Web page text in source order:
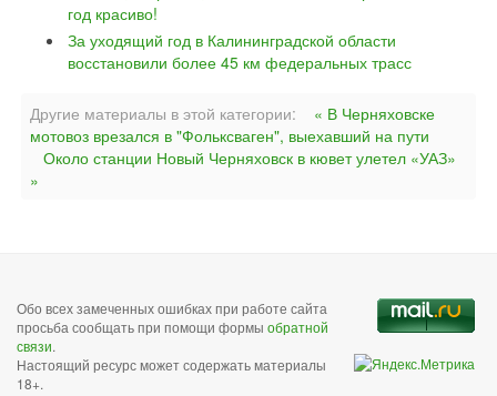
год красиво!
За уходящий год в Калининградской области
восстановили более 45 км федеральных трасс
Другие материалы в этой категории:
« В Черняховске
мотовоз врезался в "Фольксваген", выехавший на пути
Около станции Новый Черняховск в кювет улетел «УАЗ»
»
Обо всех замеченных ошибках при работе сайта
просьба сообщать при помощи формы обратной
связи.
Настоящий ресурс может содержать материалы
18+.